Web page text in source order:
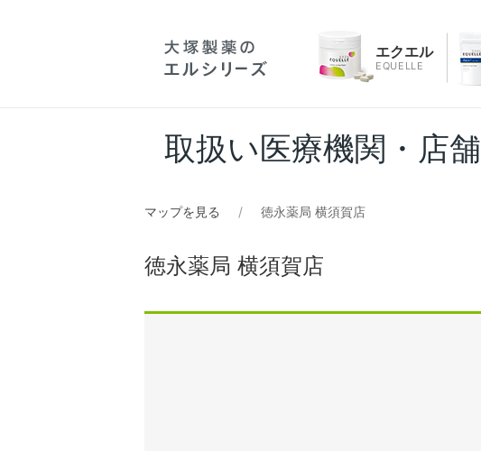
エクエル
EQUELLE
取扱い医療機関・店舗
マップを見る 徳永薬局 横須賀店
徳永薬局 横須賀店